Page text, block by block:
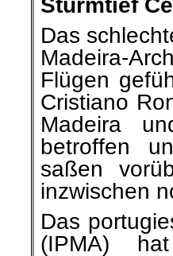
Das
Madeira-
Flügen
Cristiano
Madeira
betroffen
saßen
inzwischen
Das
(IPMA)